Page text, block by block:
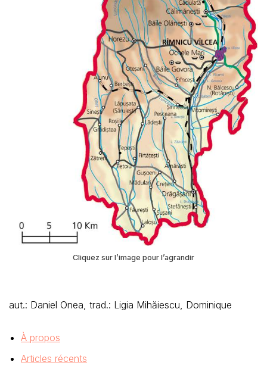
Cliquez sur l’image pour l’agrandir
aut.: Daniel Onea, trad.: Ligia Mihăiescu, Dominique
À propos
Articles récents